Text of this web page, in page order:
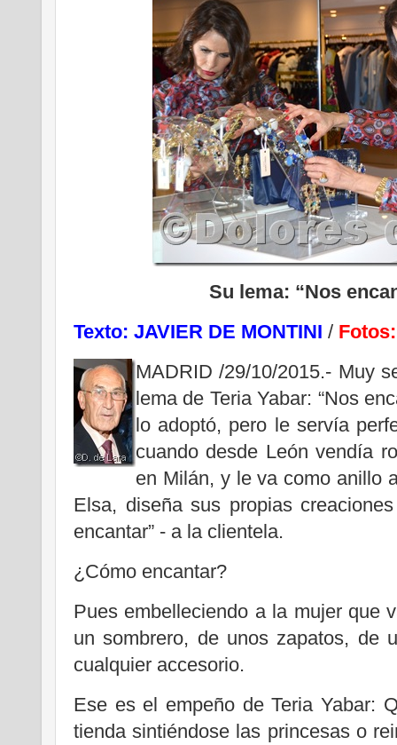
Su lema: “Nos
Texto: JAVIER DE MONTINI /
MADRID /29/10/2015.- Muy
lema de Teria Yabar: “Nos
lo adoptó, pero le servía
cuando desde León vendía
en Milán, y le va como anillo
Elsa, diseña sus propias
encantar” - a la clientela.
¿Cómo encantar?
Pues embelleciendo a la mujer que
un sombrero, de unos zapatos,
cualquier accesorio.
Ese es el empeño de Teria Yabar:
tienda sintiéndose las princesas o